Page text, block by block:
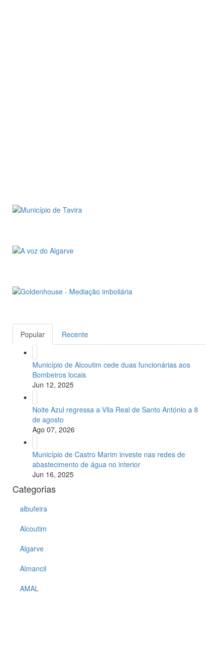
Popular Recente
Município de Alcoutim cede duas funcionárias aos
Bombeiros locais
Jun 12, 2025
Noite Azul regressa a Vila Real de Santo António a 8
de agosto
Ago 07, 2026
Município de Castro Marim investe nas redes de
abastecimento de água no interior
Jun 16, 2025
Categorias
albufeira
Alcoutim
Algarve
Almancil
AMAL